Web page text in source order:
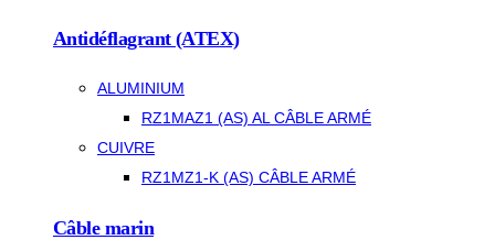
Antidéflagrant (ATEX)
ALUMINIUM
RZ1MAZ1 (AS) AL CÂBLE ARMÉ
CUIVRE
RZ1MZ1-K (AS) CÂBLE ARMÉ
Câble marin